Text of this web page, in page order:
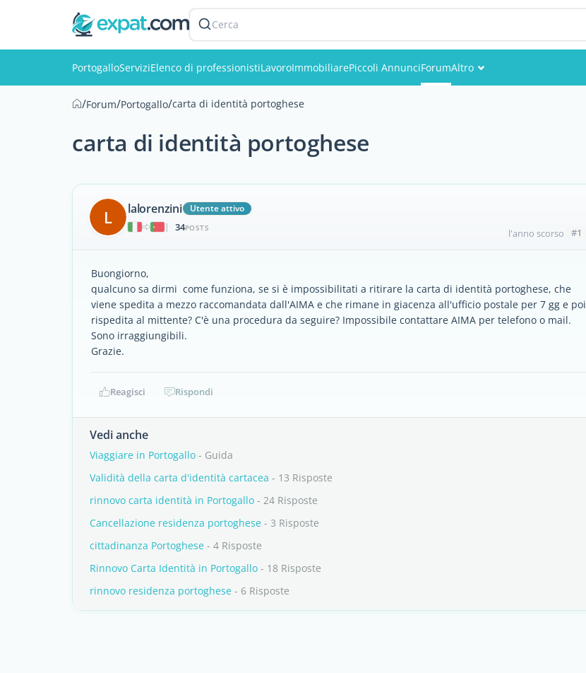
Cerca
PortogalloServiziElenco di professionistiLavoroImmobiliarePiccoli AnnunciForumAltro
/Forum/Portogallo/carta di identità portoghese
carta di identità portoghese
L lalorenzini
Utente attivo
|
34POSTS l'anno scorso #1
Buongiorno,
qualcuno sa dirmi come funziona, se si è impossibilitati a ritirare la carta di identità portoghese, che
viene spedita a mezzo raccomandata dall'AIMA e che rimane in giacenza all'ufficio postale per 7 gg e poi
rispedita al mittente? C'è una procedura da seguire? Impossibile contattare AIMA per telefono o mail.
Sono irraggiungibili.
Grazie.
Reagisci Rispondi
Vedi anche
Viaggiare in Portogallo - Guida
Validità della carta d'identità cartacea - 13 Risposte
rinnovo carta identità in Portogallo - 24 Risposte
Cancellazione residenza portoghese - 3 Risposte
cittadinanza Portoghese - 4 Risposte
Rinnovo Carta Identità in Portogallo - 18 Risposte
rinnovo residenza portoghese - 6 Risposte